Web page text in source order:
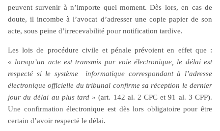
peuvent survenir à n’importe quel moment. Dès lors, en cas de
doute, il incombe à l’avocat d’adresser une copie papier de son
acte, sous peine d’irrecevabilité pour notification tardive.
Les lois de procédure civile et pénale prévoient en effet que :
« lorsqu’un acte est transmis par voie électronique, le délai est
respecté si le système informatique correspondant à l’adresse
électronique officielle du tribunal confirme sa réception le dernier
jour du délai au plus tard »(art. 142 al. 2 CPC et 91 al. 3 CPP).
Une confirmation électronique est dès lors obligatoire pour être
certain d’avoir respecté le délai.